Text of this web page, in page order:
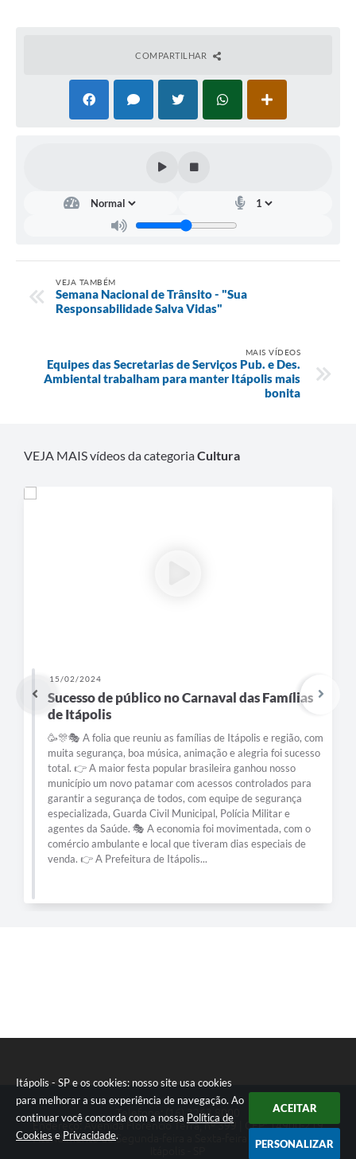
Itápolis - SP e os cookies: nosso site usa cookies
para melhorar a sua experiência de navegação. Ao
continuar você concorda com a nossa Política de
Cookies e Privacidade.
ACEITAR
PERSONALIZAR
COMPARTILHAR
VEJA TAMBÉM
Semana Nacional de Trânsito - "Sua
Responsabilidade Salva Vidas"
MAIS VÍDEOS
Equipes das Secretarias de Serviços Pub. e Des.
Ambiental trabalham para manter Itápolis mais
bonita
VEJA MAIS vídeos da categoriaCultura
15/02/2024
Sucesso de público no Carnaval das Famílias
de Itápolis
🥳🎊🎭 A folia que reuniu as famílias de Itápolis e região, com
muita segurança, boa música, animação e alegria foi sucesso
total. 👉 A maior festa popular brasileira ganhou nosso
município um novo patamar com acessos controlados para
garantir a segurança de todos, com equipe de segurança
especializada, Guarda Civil Municipal, Polícia Militar e
agentes da Saúde. 🎭 A economia foi movimentada, com o
comércio ambulante e local que tiveram dias especiais de
venda. 👉 A Prefeitura de Itápolis...
Telefone: (16) 3263.8000
Endereço: Avenida Florêncio Terra, nº 399 | CEP: 14900-219
Atendimento de Segunda-feira a Sexta-feira das 08h às 17h